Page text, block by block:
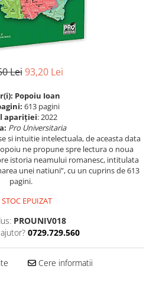
Lei 93,20 Lei
Popoiu Ioan
613 pagini
apariţiei: 2022
Pro Universitaria
si intuitie intelectuala, de aceasta data
ne propune spre lectura o noua
istoria neamului romanesc, intitulata
unei natiuni”, cu un cuprins de 613
pagini.
STOC EPUIZAT
PROUNIV018
0729.729.560
Cere informatii